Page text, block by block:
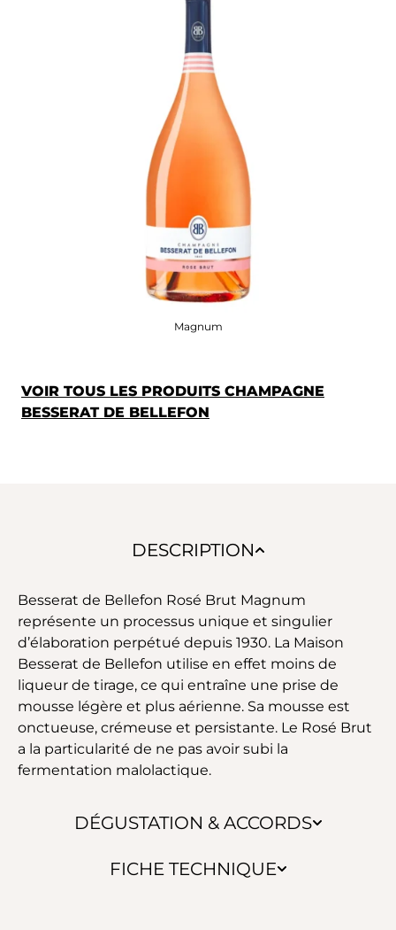
Magnum
VOIR TOUS LES PRODUITS CHAMPAGNE
BESSERAT DE BELLEFON
DESCRIPTION
DÉGUSTATION & ACCORDS
FICHE TECHNIQUE
Besserat de Bellefon Rosé Brut Magnum
représente un processus unique et singulier
d’élaboration perpétué depuis 1930. La Maison
Besserat de Bellefon utilise en effet moins de
liqueur de tirage, ce qui entraîne une prise de
mousse légère et plus aérienne. Sa mousse est
onctueuse, crémeuse et persistante. Le Rosé Brut
a la particularité de ne pas avoir subi la
fermentation malolactique.